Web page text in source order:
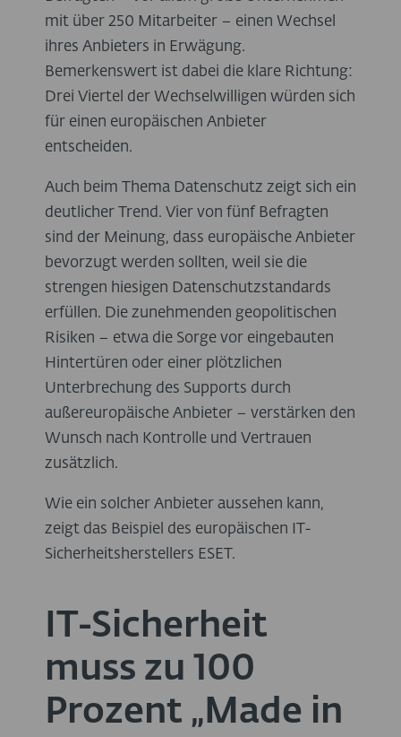
mit über 250 Mitarbeiter – einen Wechsel
ihres Anbieters in Erwägung.
Bemerkenswert ist dabei die klare Richtung:
Drei Viertel der Wechselwilligen würden sich
für einen europäischen Anbieter
entscheiden.
Auch beim Thema Datenschutz zeigt sich ein
deutlicher Trend. Vier von fünf Befragten
sind der Meinung, dass europäische Anbieter
bevorzugt werden sollten, weil sie die
strengen hiesigen Datenschutzstandards
erfüllen. Die zunehmenden geopolitischen
Risiken – etwa die Sorge vor eingebauten
Hintertüren oder einer plötzlichen
Unterbrechung des Supports durch
außereuropäische Anbieter – verstärken den
Wunsch nach Kontrolle und Vertrauen
zusätzlich.
Wie ein solcher Anbieter aussehen kann,
zeigt das Beispiel des europäischen IT-
Sicherheitsherstellers ESET.
IT-Sicherheit
muss zu 100
Prozent „Made in